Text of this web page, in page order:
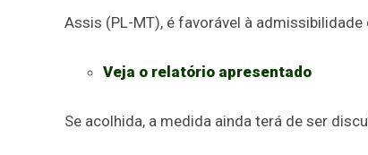
Assis (PL-MT), é favorável à admissibilidade
Veja o relatório apresentado
Se acolhida, a medida ainda terá de ser